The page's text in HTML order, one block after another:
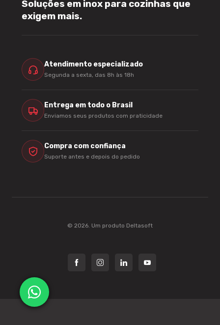
Soluções em inox para cozinhas que
exigem mais.
Atendimento especializado
Segunda a sexta, das 8h às 18h
Entrega em todo o Brasil
Enviamos seus produtos com praticidade
Compra com confiança
Suporte antes e depois do pedido
© 2026. Um produto Deltasoft